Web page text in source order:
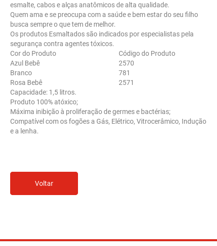
esmalte, cabos e alças anatômicos de alta qualidade.
Quem ama e se preocupa com a saúde e bem estar do seu filho
busca sempre o que tem de melhor.
Os produtos Esmaltados são indicados por especialistas pela
segurança contra agentes tóxicos.
Cor do Produto
Código do Produto
Azul Bebê
2570
Branco
781
Rosa Bebê
2571
Capacidade: 1,5 litros.
Produto 100% atóxico;
Máxima inibição à proliferação de germes e bactérias;
Compatível com os fogões a Gás, Elétrico, Vitrocerâmico, Indução
e a lenha.
Voltar